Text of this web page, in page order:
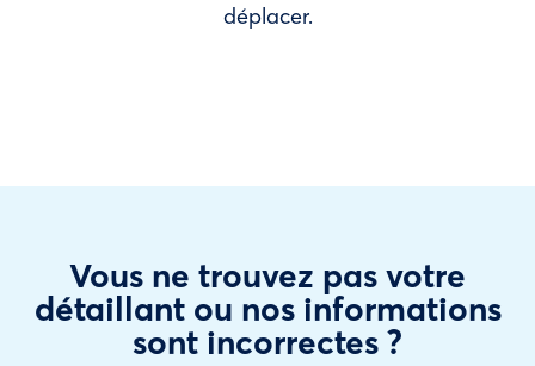
déplacer.
Vous ne trouvez pas votre
détaillant ou nos informations
sont incorrectes ?